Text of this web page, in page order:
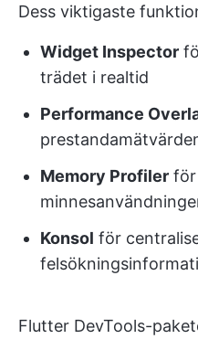
Dess viktigaste
Widget Inspector
trädet i realtid
Performance
Memory Profiler för
Konsol för
Flutter DevTools-